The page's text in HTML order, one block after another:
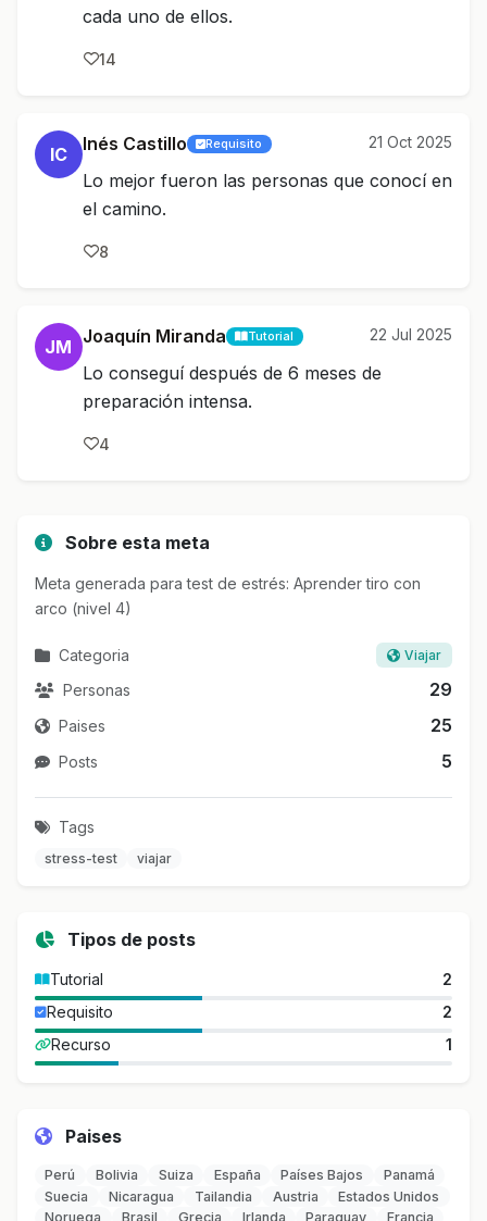
cada uno de ellos.
14
IC Inés Castillo Requisito 21 Oct 2025
Lo mejor fueron las personas que conocí en
el camino.
8
JM Joaquín Miranda Tutorial 22 Jul 2025
Lo conseguí después de 6 meses de
preparación intensa.
4
Sobre esta meta
Meta generada para test de estrés: Aprender tiro con
arco (nivel 4)
Categoria Viajar
Personas 29
Paises 25
Posts 5
Tags
stress-test viajar
Tipos de posts
Tutorial
2
Requisito
2
Recurso
1
Paises
Perú Bolivia Suiza España Países Bajos
Panamá
Suecia
Nicaragua Tailandia Austria
Estados Unidos
Noruega
Brasil Grecia Irlanda Paraguay Francia